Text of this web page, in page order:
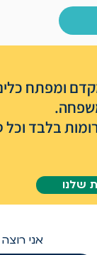
ומפתח
בלבד וכל
שלנו
אני